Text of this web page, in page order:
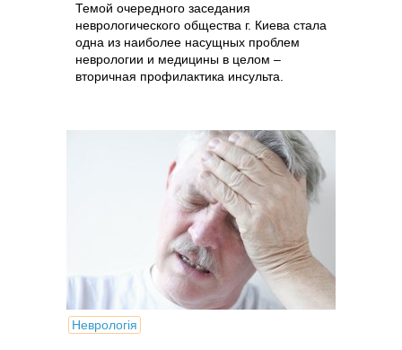
Темой очередного заседания
неврологического общества г. Киева стала
одна из наиболее насущных проблем
неврологии и медицины в целом –
вторичная профилактика инсульта.
Неврологія